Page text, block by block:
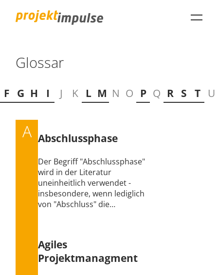
Glossar
F G H I J K L M N O P Q R S T U
A Abschlussphase
Der Begriff "Abschlussphase"
wird in der Literatur
uneinheitlich verwendet -
insbesondere, wenn lediglich
von "Abschluss" die…
Agiles
Projektmanagment